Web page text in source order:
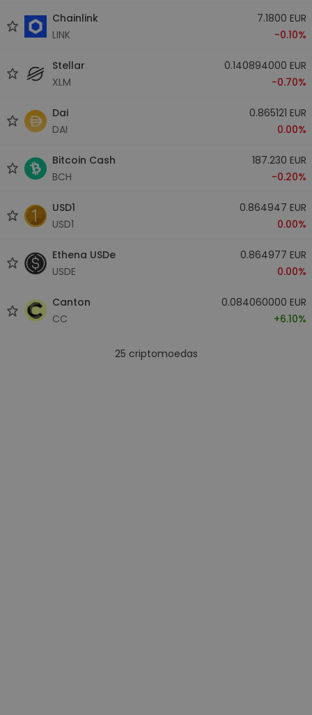
Chainlink
LINK
7.1800 EUR
-0.10%
Stellar
XLM
0.140894000 EUR
-0.70%
Dai
DAI
0.865121 EUR
0.00%
Bitcoin Cash
BCH
187.230 EUR
-0.20%
USD1
USD1
0.864947 EUR
0.00%
Ethena USDe
USDE
0.864977 EUR
0.00%
Canton
CC
0.084060000 EUR
+6.10%
25 criptomoedas